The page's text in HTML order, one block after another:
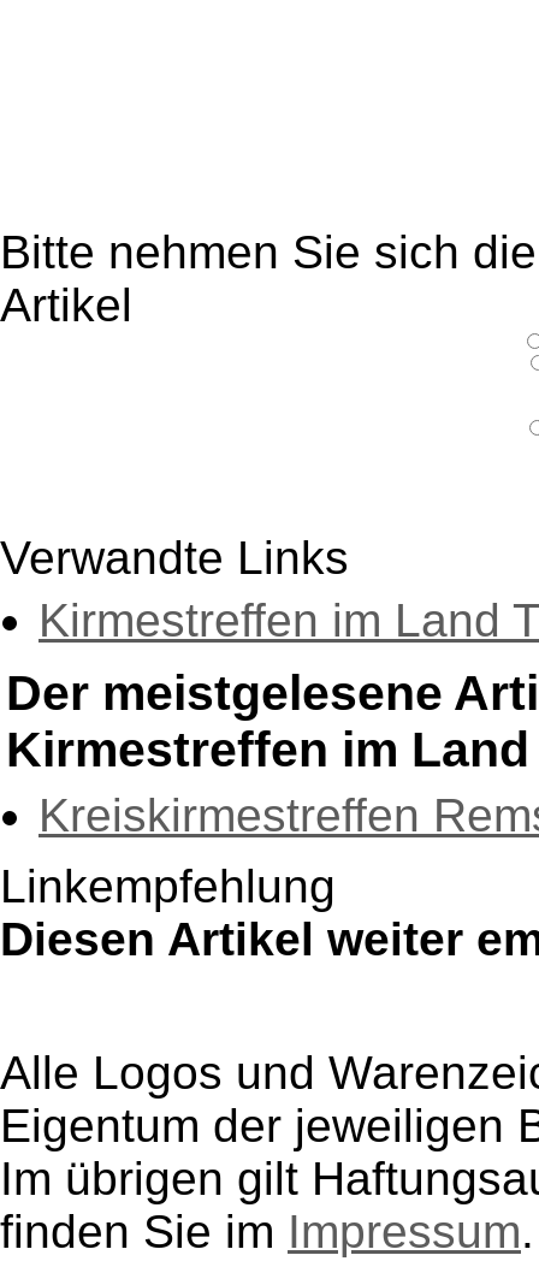
Bitte nehmen Sie sich
Artikel
Verwandte Links
Kirmestreffen im Land
Der meistgelesene
Kirmestreffen im
Kreiskirmestreffen
Linkempfehlung
Diesen Artikel weiter
Alle Logos und
Eigentum der jeweiligen
Im übrigen gilt
finden Sie im Impressum.